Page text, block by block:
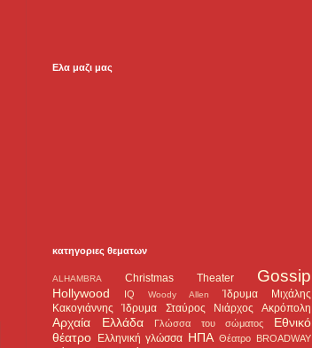
Ελα μαζι μας
κατηγοριες θεματων
ALHAMBRA Christmas Theater Gossip
Hollywood IQ Woody Allen
Ίδρυμα Μιχάλης
Κακογιάννης
Ίδρυμα Σταύρος Νιάρχος Ακρόπολη
Αρχαία Ελλάδα Γλώσσα του σώματος
Εθνικό
θέατρο Ελληνική γλώσσα ΗΠΑ Θέατρο BROADWAY